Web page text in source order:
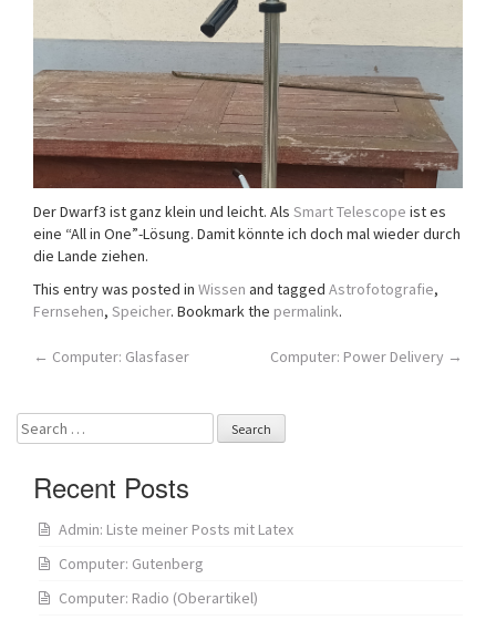
Der Dwarf3 ist ganz klein und leicht. Als Smart Telescope ist es
eine “All in One”-Lösung. Damit könnte ich doch mal wieder durch
die Lande ziehen.
This entry was posted in Wissen and tagged Astrofotografie,
Fernsehen, Speicher. Bookmark the permalink.
Post
navigation
← Computer: Glasfaser Computer: Power Delivery →
Search
for:
Recent Posts
Admin: Liste meiner Posts mit Latex
Computer: Gutenberg
Computer: Radio (Oberartikel)